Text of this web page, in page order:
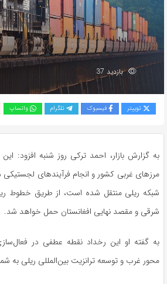
بازدید 37
توییتر فیسبوک تلگرام واتساپ
به گزارش بازار، احمد ترکی روز شنبه افزود:
مرزهای غربی کشور و انجام فرآیندهای لجستیکی
شبکه ریلی منتقل شده است، از طریق خطوط
شرقی و مقصد نهایی افغانستان حمل خواهد شد.
به گفته او این رخداد نقطه عطفی در
محور غرب و توسعه ترانزیت بین‌المللی ریلی به